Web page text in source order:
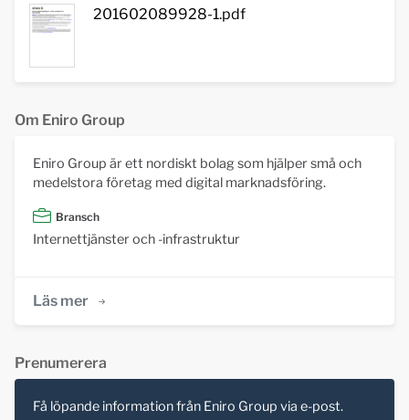
201602089928-1.pdf
Om Eniro Group
Eniro Group är ett nordiskt bolag som hjälper små och
medelstora företag med digital marknadsföring.
Bransch
Internettjänster och -infrastruktur
Läs mer
Prenumerera
Få löpande information från Eniro Group via e-post.